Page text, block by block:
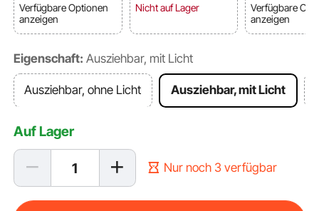
Verfügbare Optionen
anzeigen
Nicht auf Lager
Verfügbare
anzeigen
Eigenschaft: Ausziehbar, mit Licht
Ausziehbar, ohne Licht Ausziehbar, mit Licht
Auf Lager
Nur noch 3 verfügbar